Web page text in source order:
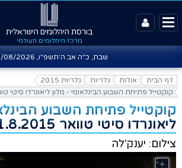
בורסת היהלומים הישראלית
מרכז היהלומים העולמי
שבת, כ"ה אב ה'תשפ"ו, 08/2026
דף הבית אודות גלריות
גלריות 2015
קוקטייל פתיחת השבוע הבינלאומי - מלון ליאונרדו סיטי טוואר
קוקטייל פתיחת השבוע
ליאונרדו סיטי טוואר 31.8.2015
צילום: יענק'לה